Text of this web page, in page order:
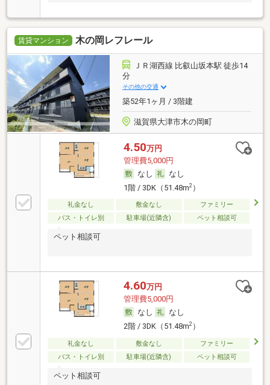
賃貸マンション 木の岡レフレール
ＪＲ湖西線 比叡山坂本駅 徒歩14
分
その他の交通
築52年1ヶ月 / 3階建
滋賀県大津市木の岡町
4.50万円
管理費5,000円
なし
なし
1階 / 3DK（51.48m2）
礼金なし 敷金なし
ファミリー
バス・トイレ別
駐車場(近隣含) ペット相談可
ペット相談可
4.60万円
管理費5,000円
なし
なし
2階 / 3DK（51.48m2）
礼金なし 敷金なし
ファミリー
バス・トイレ別
駐車場(近隣含) ペット相談可
ペット相談可